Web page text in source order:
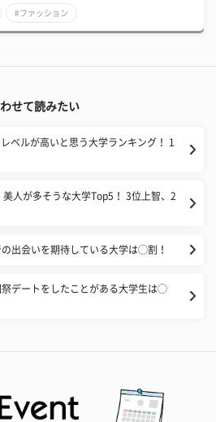
#ファッション
せて読みたい
ベルが高いと思う大学ランキング！ 1
人が多そうな大学Top5！ 3位上智、2
出会いを期待している大学は◯割！
デートをしたことがある大学生は◯